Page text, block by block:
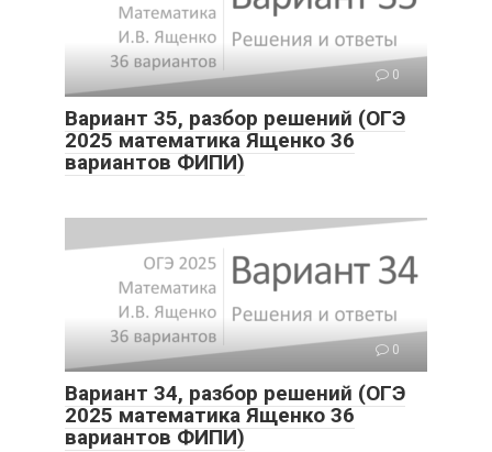
0
Вариант 35, разбор решений (ОГЭ
2025 математика Ященко 36
вариантов ФИПИ)
0
Вариант 34, разбор решений (ОГЭ
2025 математика Ященко 36
вариантов ФИПИ)